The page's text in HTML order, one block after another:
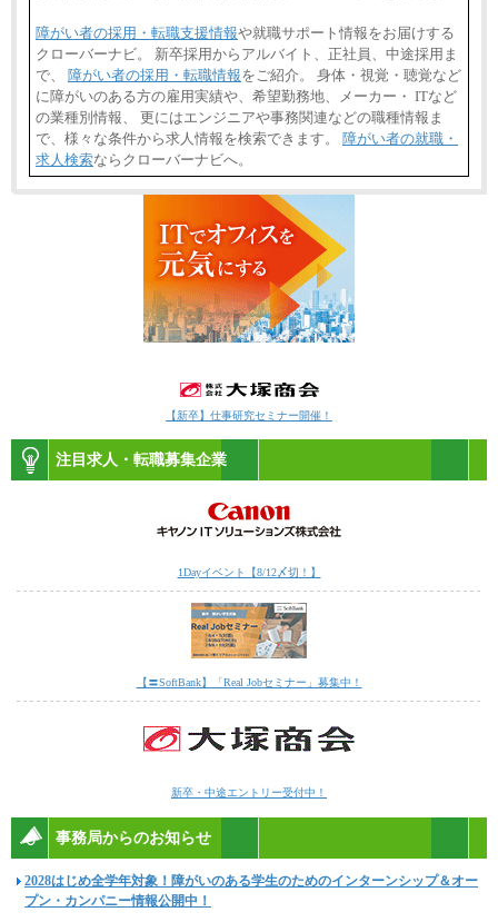
障がい者の採用・転職支援情報や就職サポート情報をお届けする
クローバーナビ。 新卒採用からアルバイト、正社員、中途採用ま
で、 障がい者の採用・転職情報をご紹介。 身体・視覚・聴覚など
に障がいのある方の雇用実績や、希望勤務地、メーカー・ ITなど
の業種別情報、 更にはエンジニアや事務関連などの職種情報ま
で、様々な条件から求人情報を検索できます。 障がい者の就職・
求人検索ならクローバーナビへ。
【新卒】仕事研究セミナー開催！
注目求人・転職募集企業
1Dayイベント【8/12〆切！】
【〓SoftBank】「Real Jobセミナー」募集中！
新卒・中途エントリー受付中！
事務局からのお知らせ
2028はじめ全学年対象！障がいのある学生のためのインターンシップ＆オー
プン・カンパニー情報公開中！